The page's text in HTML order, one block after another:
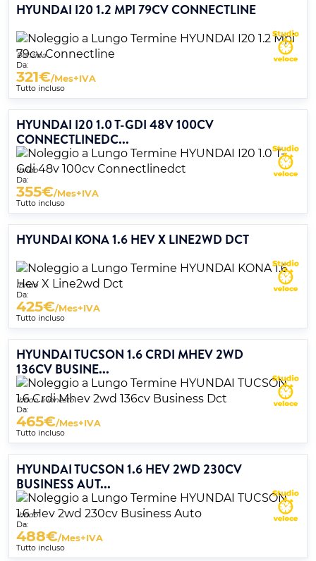
HYUNDAI I20 1.2 MPI 79CV CONNECTLINE
Benzina
Da:
321€/Mes+IVA
Tutto incluso
HYUNDAI I20 1.0 T-GDI 48V 100CV
CONNECTLINEDC...
Ibrido
Da:
355€/Mes+IVA
Tutto incluso
HYUNDAI KONA 1.6 HEV X LINE2WD DCT
Ibrido
Da:
425€/Mes+IVA
Tutto incluso
HYUNDAI TUCSON 1.6 CRDI MHEV 2WD
136CV BUSINE...
Ibrido a innesto
Da:
465€/Mes+IVA
Tutto incluso
HYUNDAI TUCSON 1.6 HEV 2WD 230CV
BUSINESS AUT...
Ibrido
Da:
488€/Mes+IVA
Tutto incluso